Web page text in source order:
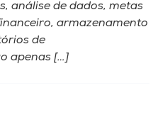
análise de dados, metas
armazenamento
de
apenas […]